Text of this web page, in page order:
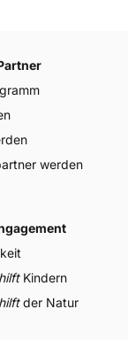
werden
hilftKindern
hilftder Natur